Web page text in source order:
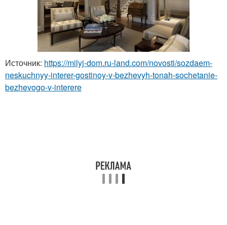
Источник: https://milyj-dom.ru-land.com/novosti/sozdaem-
neskuchnyy-interer-gostinoy-v-bezhevyh-tonah-sochetanie-
bezhevogo-v-interere